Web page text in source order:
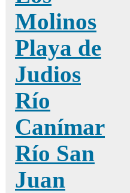
Molinos
Playa de
Judios
Río
Canímar
Río San
Juan